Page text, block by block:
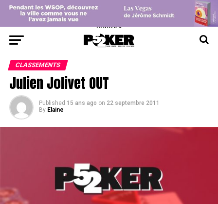
center>
CLASSEMENTS
Julien Jolivet OUT
Published 15 ans ago on 22 septembre 2011
By Elaine